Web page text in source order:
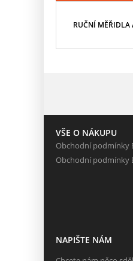
RUČNÍ MĚŘIDLA
VŠE O NÁKUPU
Obchodní podmínky
Obchodní podmínky
NAPIŠTE NÁM